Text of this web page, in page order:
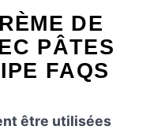
DE
PÂTES
FAQS
être utilisées